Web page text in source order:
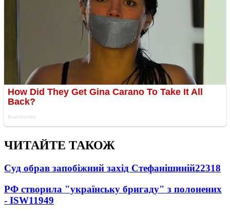
ЧИТАЙТЕ ТАКОЖ
Суд обрав запобіжний захід Стефанішиній22318
РФ створила "українську бригаду" з полонених
- ISW11949